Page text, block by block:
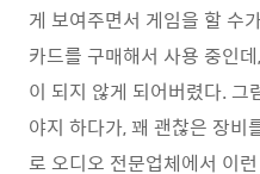
게 보여주면서 게임을 할 수
카드를 구매해서 사용 중인
이 되지 않게 되어버렸다.
야지 하다가, 꽤 괜찮은 장비
로 오디오 전문업체에서 이